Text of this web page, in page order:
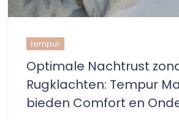
tempur
Optimale Nachtrust
Rugklachten: Tempur
bieden Comfort en